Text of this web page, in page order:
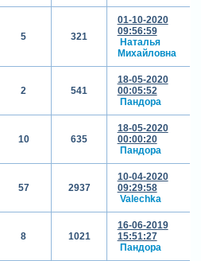
5 321
01-10-2020
09:56:59
Наталья
Михайловна
2 541
18-05-2020
00:05:52
Пандора
10 635
18-05-2020
00:00:20
Пандора
57 2937
10-04-2020
09:29:58
Valechka
8 1021
16-06-2019
15:51:27
Пандора